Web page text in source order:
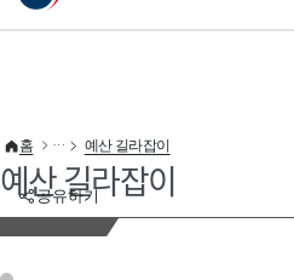
이 누리집은 대한민국 공식 전자정부 누리집입니다.
공유하기
홈 예산 길라잡이
예산 길라잡이